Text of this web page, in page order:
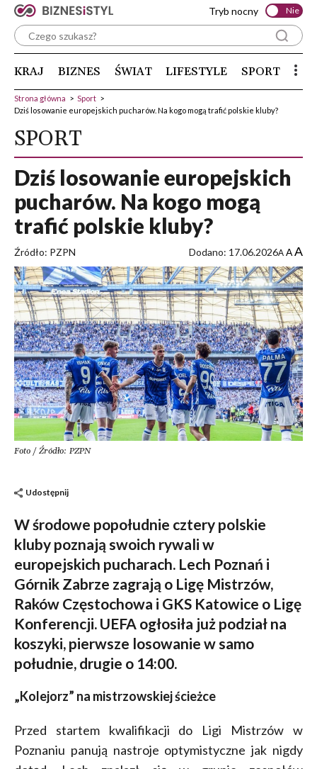
Tryb nocny Nie
KRAJ BIZNES ŚWIAT LIFESTYLE SPORT
Strona główna > Sport >
Dziś losowanie europejskich pucharów. Na kogo mogą trafić polskie kluby?
SPORT
Dziś losowanie europejskich
pucharów. Na kogo mogą
trafić polskie kluby?
Źródło: PZPN Dodano: 17.06.2026A AA
Foto / Źródło: PZPN
Udostępnij
W środowe popołudnie cztery polskie
kluby poznają swoich rywali w
europejskich pucharach. Lech Poznań i
Górnik Zabrze zagrają o Ligę Mistrzów,
Raków Częstochowa i GKS Katowice o Ligę
Konferencji. UEFA ogłosiła już podział na
koszyki, pierwsze losowanie w samo
południe, drugie o 14:00.
„Kolejorz” na mistrzowskiej ścieżce
Przed startem kwalifikacji do Ligi Mistrzów w
Poznaniu panują nastroje optymistyczne jak nigdy